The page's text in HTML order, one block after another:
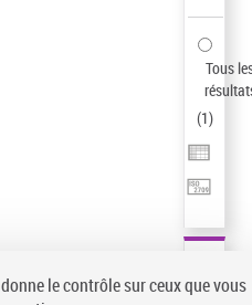
Tous
(1)
le contrôle sur ceux que vous